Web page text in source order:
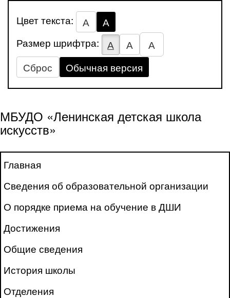
Цвет текста: А
А
Размер шрифтра:
А А
А
Сброс
Обычная версия
МБУДО «Ленинская детская школа
искусств»
Главная
Сведения об образовательной организации
О порядке приема на обучение в ДШИ
Достижения
Общие сведения
История школы
Отделения